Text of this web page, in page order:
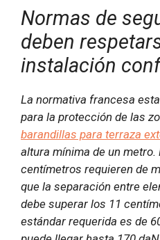
Normas de
deben
instalación
La normativa francesa
para la protección de las
barandillas para terraza
altura mínima de un
centímetros requieren de
que la separación entre
debe superar los 11
estándar requerida es de